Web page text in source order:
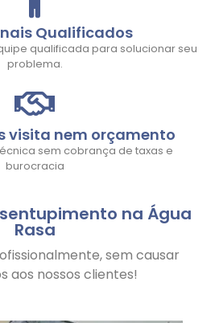
Qualificados
qualificada para solucionar seu
problema.
visita nem orçamento
sem cobrança de taxas e
burocracia
na Água
Rasa
sem causar
aos nossos clientes!